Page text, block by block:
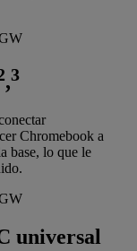
,3
Chromebook a
base, lo que le
universal